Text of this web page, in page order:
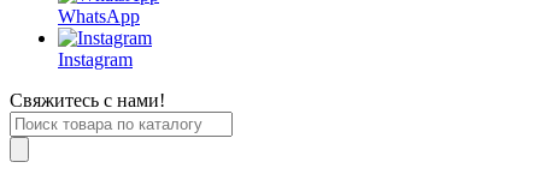
WhatsApp
Instagram
Свяжитесь с нами!